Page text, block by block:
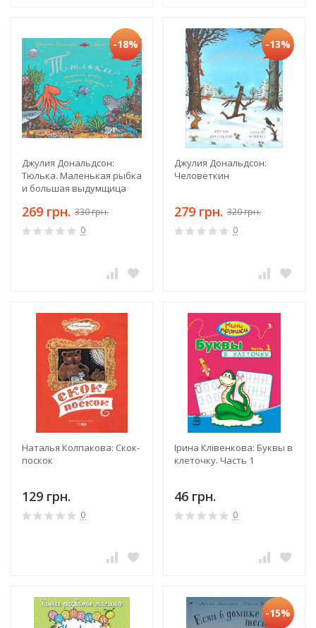
-18%
Джулия Дональдсон:
Тюлька. Маленькая рыбка
и большая выдумщица
269 грн. 330 грн.
0
-13%
Джулия Дональдсон:
Человеткин
279 грн. 320 грн.
0
Наталья Колпакова: Скок-
поскок
129 грн.
0
Ірина Клівенкова: Буквы в
клеточку. Часть 1
46 грн.
0
-15%